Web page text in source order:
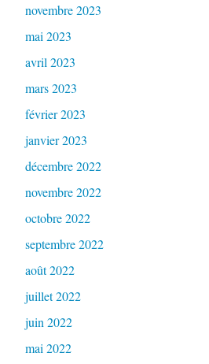
novembre 2023
mai 2023
avril 2023
mars 2023
février 2023
janvier 2023
décembre 2022
novembre 2022
octobre 2022
septembre 2022
août 2022
juillet 2022
juin 2022
mai 2022